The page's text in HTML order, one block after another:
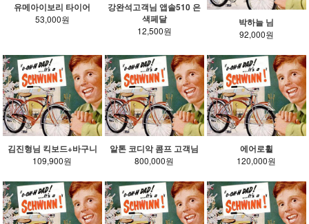
유메아이보리 타이어
53,000원
강완석고객님 앱솔510 은
색페달
12,500원
박하늘 님
92,000원
김진형님 킥보드+바구니
109,900원
알톤 코디악 콤프 고객님
800,000원
에어로휠
120,000원